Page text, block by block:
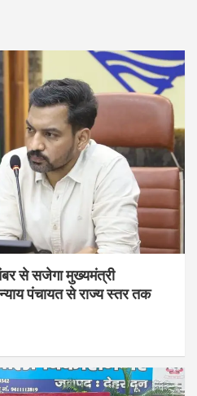
से सजेगा मुख्यमंत्री
पंचायत से राज्य स्तर तक